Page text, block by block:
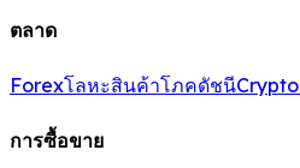
ตลาด
Forexโลหะสินค้าโภคดัชนีCrypto
การซื้อขาย